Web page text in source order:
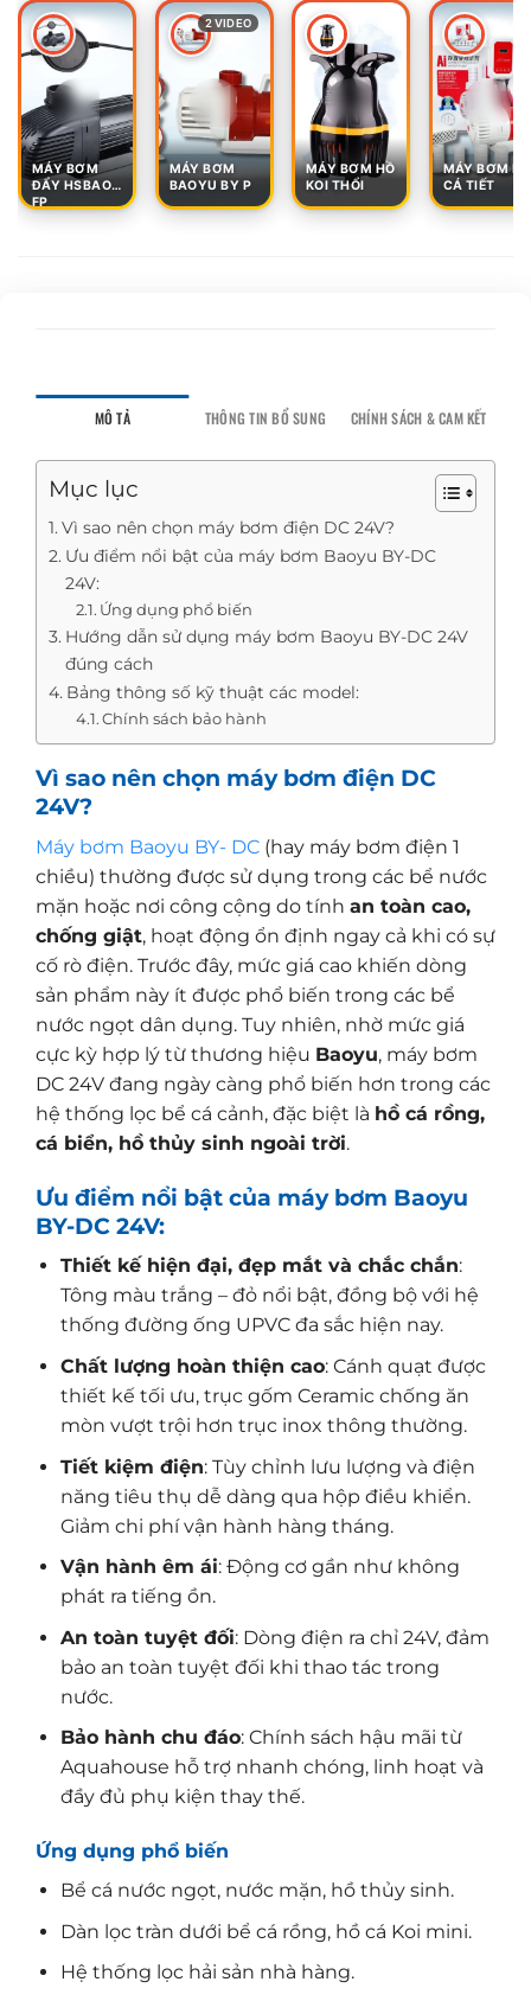
MÁY BƠM
ĐẨY HSBAO
FP
2 VIDEO
MÁY BƠM
BAOYU BY P
MÁY BƠM HỒ
KOI THỔI
MÁY BƠM BỂ
CÁ TIẾT
MÔ TẢ THÔNG TIN BỔ SUNG CHÍNH SÁCH & CAM KẾT
Mục lục
Vì sao nên chọn máy bơm điện DC 24V?
Ưu điểm nổi bật của máy bơm Baoyu BY-DC
24V:
Ứng dụng phổ biến
Hướng dẫn sử dụng máy bơm Baoyu BY-DC 24V
đúng cách
Bảng thông số kỹ thuật các model:
Chính sách bảo hành
Vì sao nên chọn máy bơm điện DC
24V?
Máy bơm Baoyu BY- DC (hay máy bơm điện 1
chiều) thường được sử dụng trong các bể nước
mặn hoặc nơi công cộng do tính an toàn cao,
chống giật, hoạt động ổn định ngay cả khi có sự
cố rò điện. Trước đây, mức giá cao khiến dòng
sản phẩm này ít được phổ biến trong các bể
nước ngọt dân dụng. Tuy nhiên, nhờ mức giá
cực kỳ hợp lý từ thương hiệu Baoyu, máy bơm
DC 24V đang ngày càng phổ biến hơn trong các
hệ thống lọc bể cá cảnh, đặc biệt là hồ cá rồng,
cá biển, hồ thủy sinh ngoài trời.
Ưu điểm nổi bật của máy bơm Baoyu
BY-DC 24V:
Thiết kế hiện đại, đẹp mắt và chắc chắn:
Tông màu trắng – đỏ nổi bật, đồng bộ với hệ
thống đường ống UPVC đa sắc hiện nay.
Chất lượng hoàn thiện cao: Cánh quạt được
thiết kế tối ưu, trục gốm Ceramic chống ăn
mòn vượt trội hơn trục inox thông thường.
Tiết kiệm điện: Tùy chỉnh lưu lượng và điện
năng tiêu thụ dễ dàng qua hộp điều khiển.
Giảm chi phí vận hành hàng tháng.
Vận hành êm ái: Động cơ gần như không
phát ra tiếng ồn.
An toàn tuyệt đối: Dòng điện ra chỉ 24V, đảm
bảo an toàn tuyệt đối khi thao tác trong
nước.
Bảo hành chu đáo: Chính sách hậu mãi từ
Aquahouse hỗ trợ nhanh chóng, linh hoạt và
đầy đủ phụ kiện thay thế.
Ứng dụng phổ biến
Bể cá nước ngọt, nước mặn, hồ thủy sinh.
Dàn lọc tràn dưới bể cá rồng, hồ cá Koi mini.
Hệ thống lọc hải sản nhà hàng.